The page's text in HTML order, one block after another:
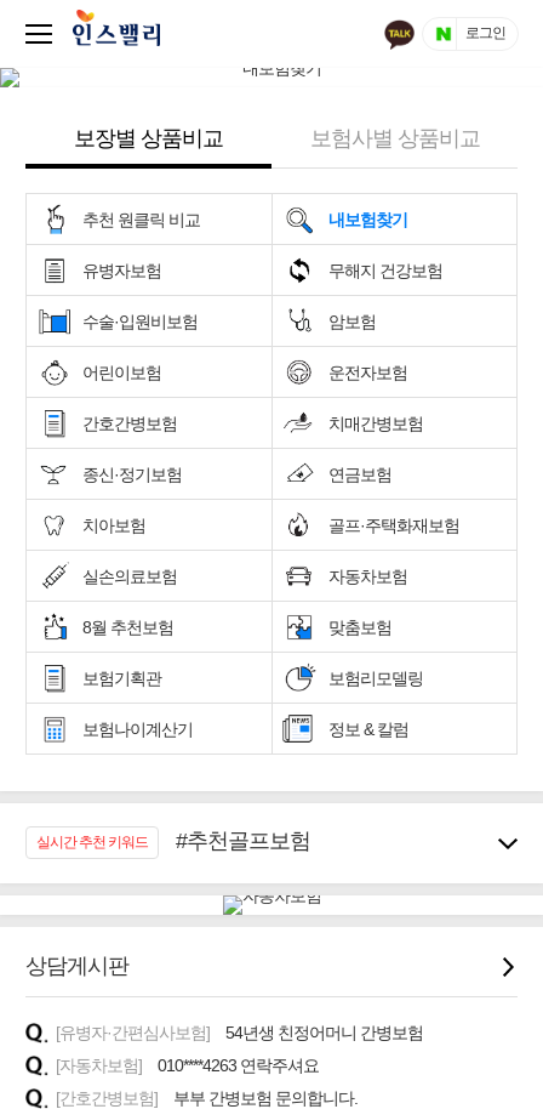
로그인
보장별 상품비교 보험사별 상품비교
추천 원클릭 비교 내보험찾기
유병자보험 무해지 건강보험
수술·입원비보험 암보험
어린이보험 운전자보험
간호간병보험 치매간병보험
종신·정기보험 연금보험
치아보험 골프·주택화재보험
실손의료보험 자동차보험
8월 추천보험 맞춤보험
보험기획관 보험리모델링
보험나이계산기 정보 & 칼럼
실시간 추천 키워드
#추천골프보험
#노후대비 연금재테크!
#교통사고대비 운전자보험
#무해지 건강보험
#바뀌기전에 4세대 가입
상담게시판
[유병자·간편심사보험]
54년생 친정어머니 간병보험
[자동차보험]
010****4263 연락주셔요
[간호간병보험]
부부 간병보험 문의합니다.